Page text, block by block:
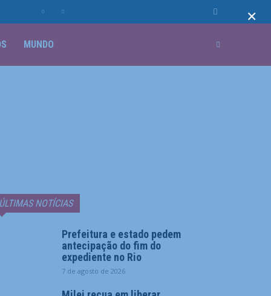
MUNDO
ÚLTIMAS NOTÍCIAS
Prefeitura e estado pedem
antecipação do fim do
expediente no Rio
7 de agosto de 2026
×